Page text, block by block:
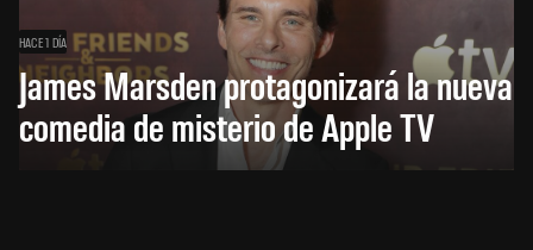
HACE 1 DÍA
James Marsden protagonizará la nueva
comedia de misterio de Apple TV